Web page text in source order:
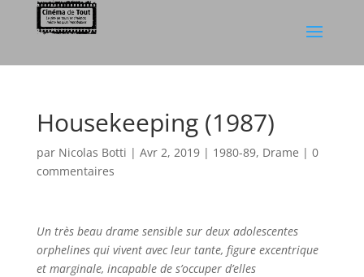
Housekeeping (1987)
par Nicolas Botti | Avr 2, 2019| 1980-89, Drame | 0
commentaires
Un très beau drame sensible sur deux adolescentes
orphelines qui vivent avec leur tante, figure excentrique
et marginale, incapable de s’occuper d’elles